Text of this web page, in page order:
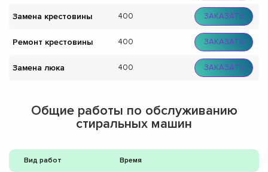
Замена крестовины 400 ЗАКАЗАТЬ
Ремонт крестовины 400 ЗАКАЗАТЬ
Замена люка 400 ЗАКАЗАТЬ
Общие работы по обслуживанию
стиральных машин
Вид работ Время